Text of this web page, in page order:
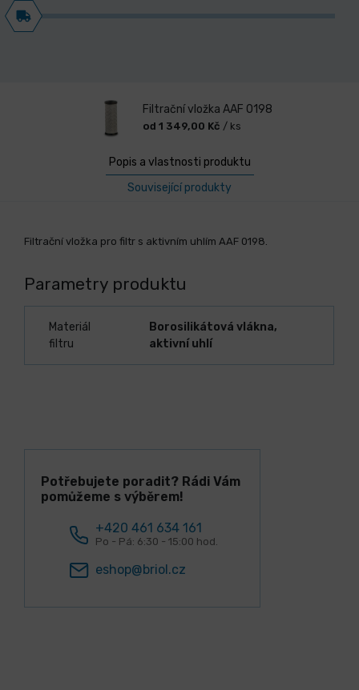
Filtrační vložka AAF 0198
od 1 349,00 Kč / ks
Popis a vlastnosti produktu
Související produkty
Filtrační vložka pro filtr s aktivním uhlím AAF 0198.
Parametry produktu
Materiál
filtru
Borosilikátová vlákna,
aktivní uhlí
Potřebujete poradit? Rádi Vám
pomůžeme s výběrem!
+420 461 634 161
Po - Pá: 6:30 - 15:00 hod.
eshop@briol.cz